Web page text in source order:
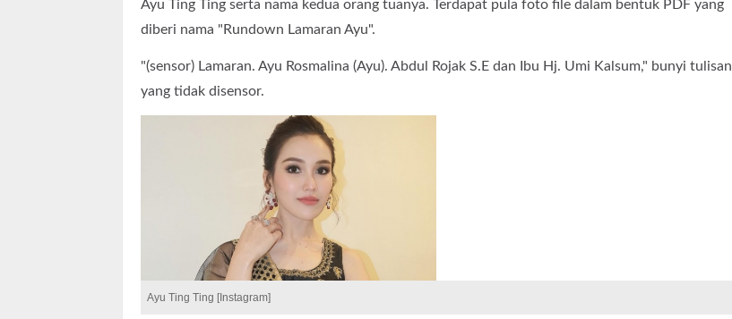
Ayu Ting Ting serta nama kedua orang tuanya. Terdapat pula foto file dalam bentuk PDF yang
diberi nama "Rundown Lamaran Ayu".
"(sensor) Lamaran. Ayu Rosmalina (Ayu). Abdul Rojak S.E dan Ibu Hj. Umi Kalsum," bunyi tulisan
yang tidak disensor.
Ayu Ting Ting [Instagram]